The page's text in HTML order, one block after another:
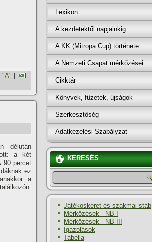
"A"
délután
a két
90 percet
ez
a
Lexikon
A kezdetektől napjainkig
A KK (Mitropa Cup) története
A Nemzeti Csapat mérkőzései
Cikktár
Könyvek, füzetek, újságok
Szerkesztőség
Adatkezelési Szabályzat
KERESÉS
Játékoskeret és szakmai stáb
Mérkőzések - NB I
Mérkőzések - NB III
Igazolások
Tabella